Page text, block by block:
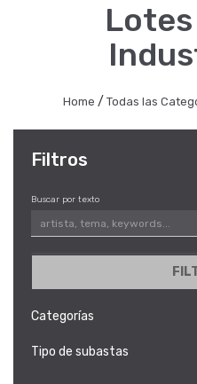
Home / Todas las
Filtros
Buscar por texto
Categorías
Tipo de subastas